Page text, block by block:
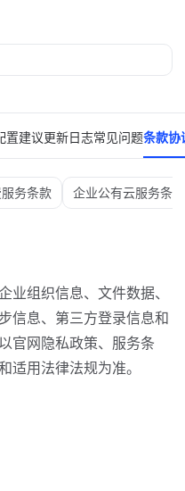
置建议更新日志常见问题条款协
务条款 企业公有云服务条款
业组织信息、文件数据、
信息、第三方登录信息和
官网隐私政策、服务条
适用法律法规为准。